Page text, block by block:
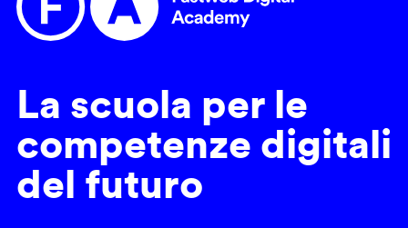
La scuola per le
competenze digitali
del futuro